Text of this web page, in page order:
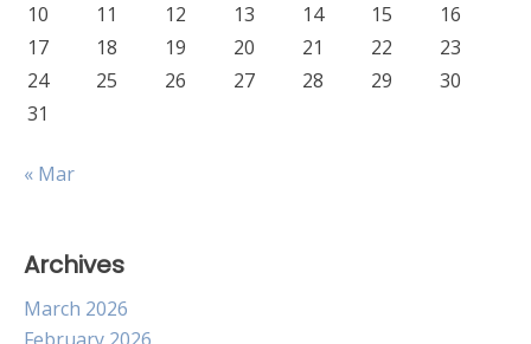
10
11 12 13 14 15
16
17
18 19 20 21 22
23
24
25 26 27 28 29
30
31
« Mar
Archives
March 2026